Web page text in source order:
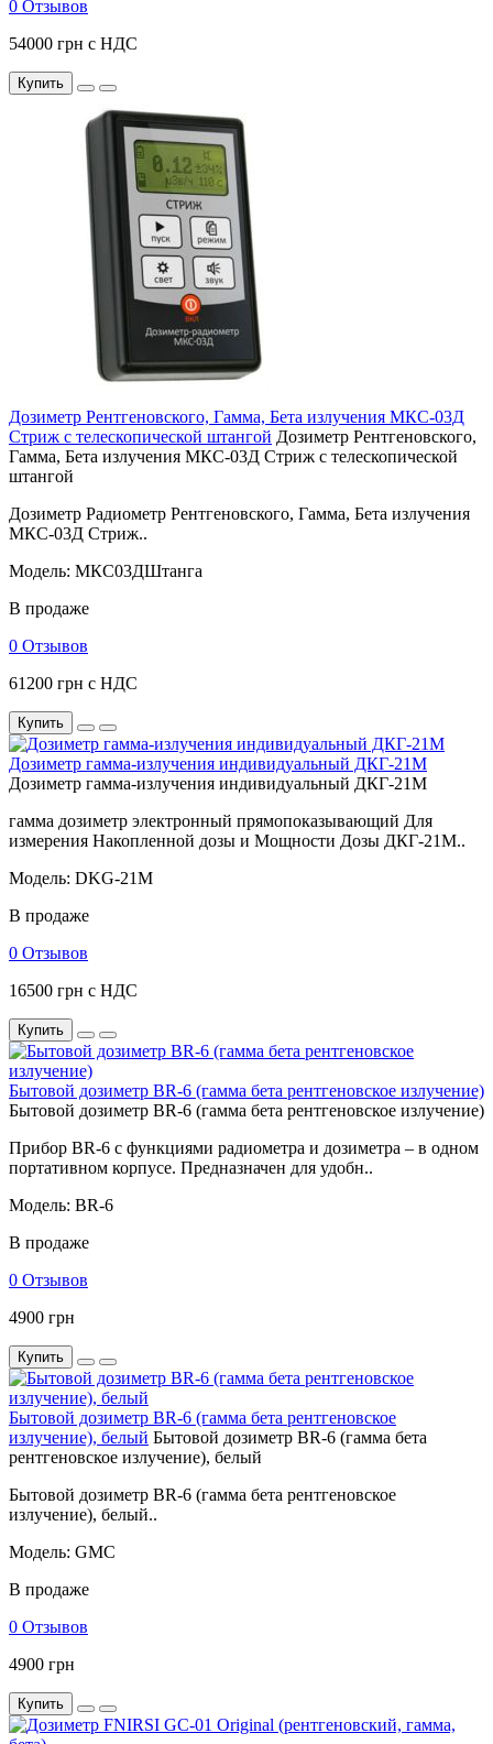
0 Отзывов
54000 грн с НДС
Купить
Дозиметр Рентгеновского, Гамма, Бета излучения МКС-03Д
Стриж с телескопической штангой Дозиметр Рентгеновского,
Гамма, Бета излучения МКС-03Д Стриж с телескопической
штангой
Дозиметр Радиометр Рентгеновского, Гамма, Бета излучения
МКС-03Д Стриж..
Модель: МКС03ДШтанга
В продаже
0 Отзывов
61200 грн с НДС
Купить
Дозиметр гамма-излучения индивидуальный ДКГ-21М
Дозиметр гамма-излучения индивидуальный ДКГ-21М
гамма дозиметр электронный прямопоказывающий Для
измерения Накопленной дозы и Мощности Дозы ДКГ-21М..
Модель: DKG-21M
В продаже
0 Отзывов
16500 грн с НДС
Купить
Бытовой дозиметр BR-6 (гамма бета рентгеновское излучение)
Бытовой дозиметр BR-6 (гамма бета рентгеновское излучение)
Прибор BR-6 с функциями радиометра и дозиметра – в одном
портативном корпусе. Предназначен для удобн..
Модель: BR-6
В продаже
0 Отзывов
4900 грн
Купить
Бытовой дозиметр BR-6 (гамма бета рентгеновское
излучение), белый Бытовой дозиметр BR-6 (гамма бета
рентгеновское излучение), белый
Бытовой дозиметр BR-6 (гамма бета рентгеновское
излучение), белый..
Модель: GMC
В продаже
0 Отзывов
4900 грн
Купить